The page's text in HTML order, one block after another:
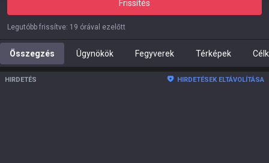
Frissítés
Legutóbb frissítve: 19 órával ezelőtt
Összegzés Ügynökök Fegyverek Térképek
HIRDETÉS HIRDETÉSEK ELTÁVOLÍTÁSA